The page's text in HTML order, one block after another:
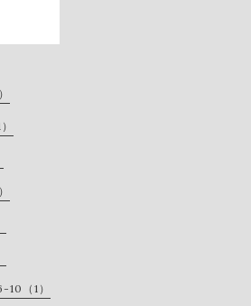
10（1）